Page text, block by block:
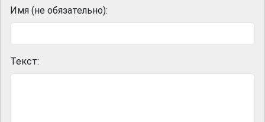
Имя (не обязательно):
Текст: